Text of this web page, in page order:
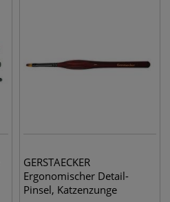
GERSTAECKER
Ergonomischer Detail-
Pinsel, Katzenzunge